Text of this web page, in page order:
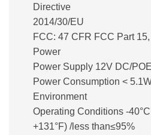
Directive
2014/30/EU
FCC: 47 CFR FCC Part
Power
Power Supply 12V DC/
Power Consumption <
Environment
Operating Conditions -
+131°F) /less than≤95%